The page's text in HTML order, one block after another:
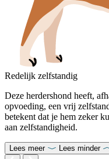
Redelijk zelfstandig
Deze herdershond heeft,
opvoeding, een vrij
betekent dat je hem zeker
aan zelfstandigheid.
Lees meer Lees minder